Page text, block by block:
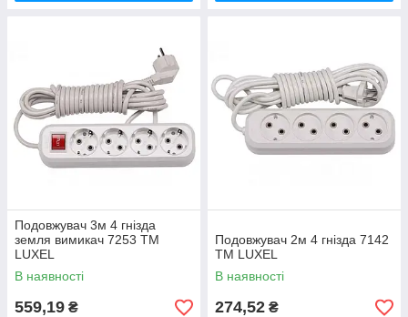
Подовжувач 3м 4 гнізда
земля вимикач 7253 ТМ
LUXEL
В наявності
559,19 ₴
Подовжувач 2м 4 гнізда 7142
ТМ LUXEL
В наявності
274,52 ₴